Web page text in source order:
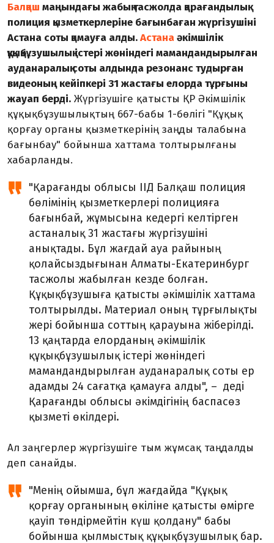
Балқаш маңындағы жабық тасжолда қарағандылық
полиция қызметкерлеріне бағынбаған жүргізушіні
Астана соты қамауға алды.Астанаәкімшілік
құқықбұзушылық істері жөніндегі мамандандырылған
ауданаралық соты алдында резонанс тудырған
видеоның кейіпкері 31 жастағы елорда тұрғыны
жауап берді. Жүргізушіге қатысты ҚР Әкімшілік
құқықбұзушылықтың 667-бабы 1-бөлігі "Құқық
қорғау органы қызметкерінің заңды талабына
бағынбау" бойынша хаттама толтырылғаны
хабарланды.
"Қарағанды ​​облысы ІІД Балқаш полиция
бөлімінің қызметкерлері полицияға
бағынбай, жұмысына кедергі келтірген
астаналық 31 жастағы жүргізушіні
анықтады. Бұл жағдай ауа райының
қолайсыздығынан Алматы-Екатеринбург
тасжолы жабылған кезде болған.
Құқықбұзушыға қатысты әкімшілік хаттама
толтырылды. Материал оның тұрғылықты
жері бойынша соттың қарауына жіберілді.
13 қаңтарда елорданың әкімшілік
құқықбұзушылық істері жөніндегі
мамандандырылған ауданаралық соты ер
адамды 24 сағатқа қамауға алды", – деді
Қарағанды ​​облысы әкімдігінің баспасөз
қызметі өкілдері.
Ал заңгерлер жүргізушіге тым жұмсақ таңдалды
деп санайды.
"Менің ойымша, бұл жағдайда "Құқық
қорғау органының өкіліне қатысты өмірге
қауіп төндірмейтін күш қолдану" бабы
бойынша қылмыстық құқықбұзушылық бар.